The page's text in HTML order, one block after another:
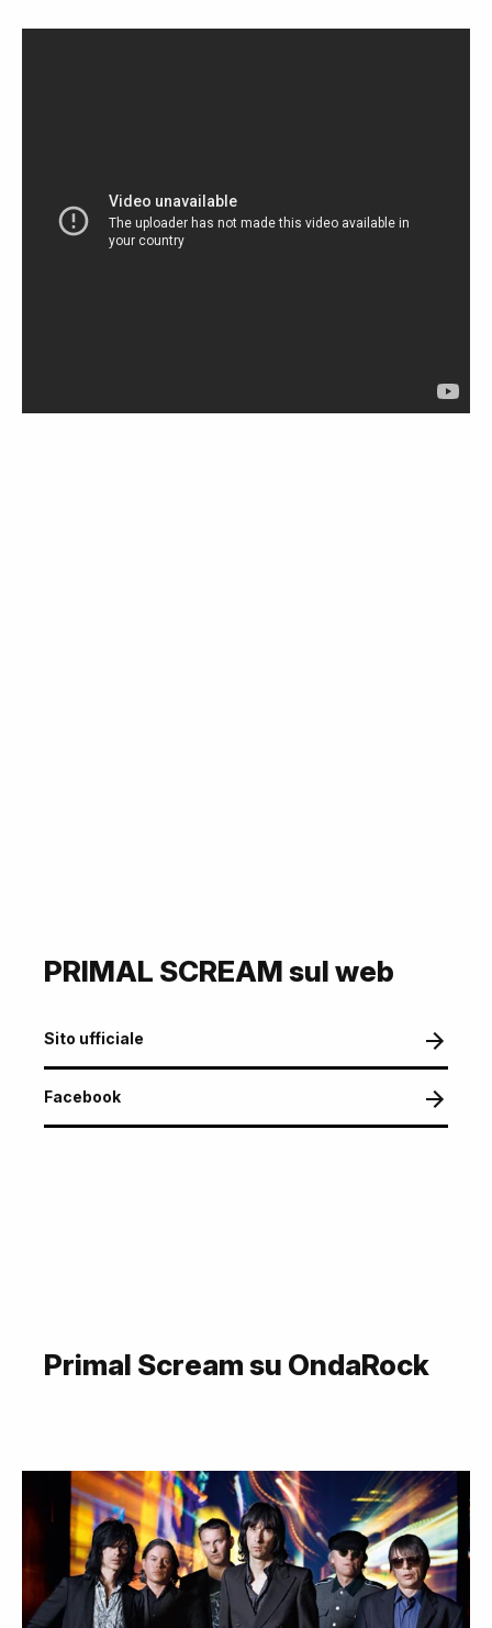
PRIMAL SCREAM sul web
Sito ufficiale
Facebook
Primal Scream su OndaRock